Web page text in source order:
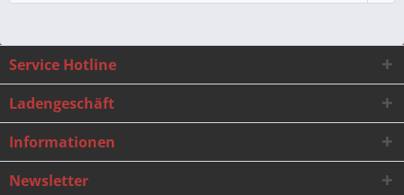
Service Hotline
Ladengeschäft
Informationen
Newsletter